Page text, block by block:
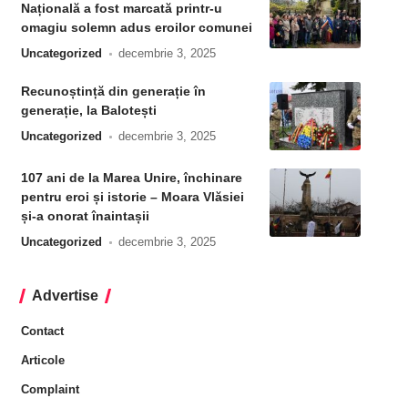
Națională a fost marcată printr-u
omagiu solemn adus eroilor comunei
Uncategorized decembrie 3, 2025
Recunoștință din generație în
generație, la Balotești
Uncategorized decembrie 3, 2025
107 ani de la Marea Unire, închinare
pentru eroi și istorie – Moara Vlăsiei
și-a onorat înaintașii
Uncategorized decembrie 3, 2025
Advertise
Contact
Articole
Complaint